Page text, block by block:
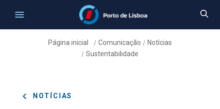
Página inicial / Comunicação / Notícias
/ Sustentabilidade
NOTÍCIAS